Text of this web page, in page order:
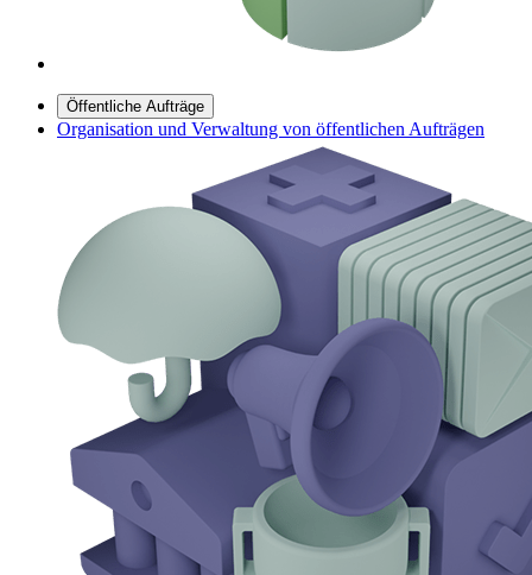
Öffentliche Aufträge
Organisation und Verwaltung von öffentlichen Aufträgen